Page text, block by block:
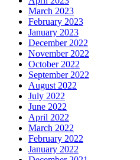
March 2023
February 2023
January 2023
December 2022
November 2022
October 2022
September 2022
August 2022
July 2022
June 2022
April 2022
March 2022
February 2022
January 2022